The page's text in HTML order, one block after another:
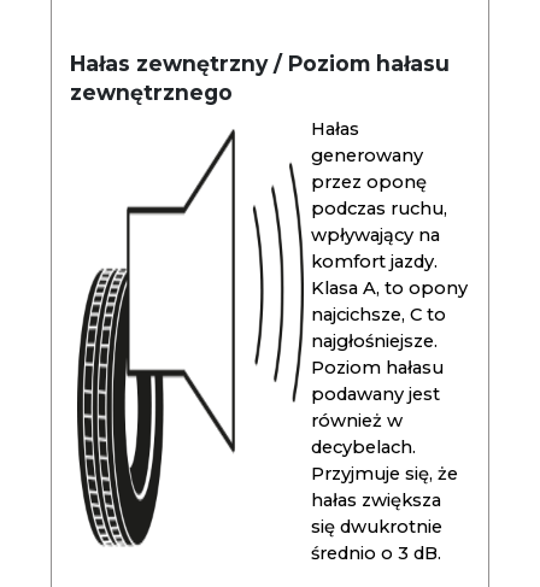
Hałas zewnętrzny / Poziom hałasu
zewnętrznego
Hałas
generowany
przez oponę
podczas ruchu,
wpływający na
komfort jazdy.
Klasa A, to opony
najcichsze, C to
najgłośniejsze.
Poziom hałasu
podawany jest
również w
decybelach.
Przyjmuje się, że
hałas zwiększa
się dwukrotnie
średnio o 3 dB.